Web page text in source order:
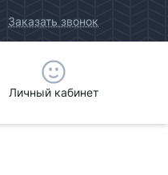
Заказать звонок
Личный кабинет